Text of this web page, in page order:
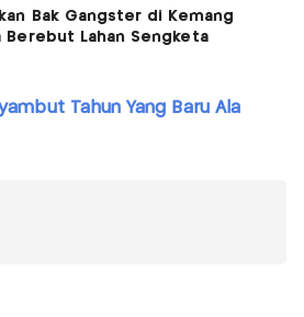
Bak Gangster di Kemang
Berebut Lahan Sengketa
Tahun Yang Baru Ala